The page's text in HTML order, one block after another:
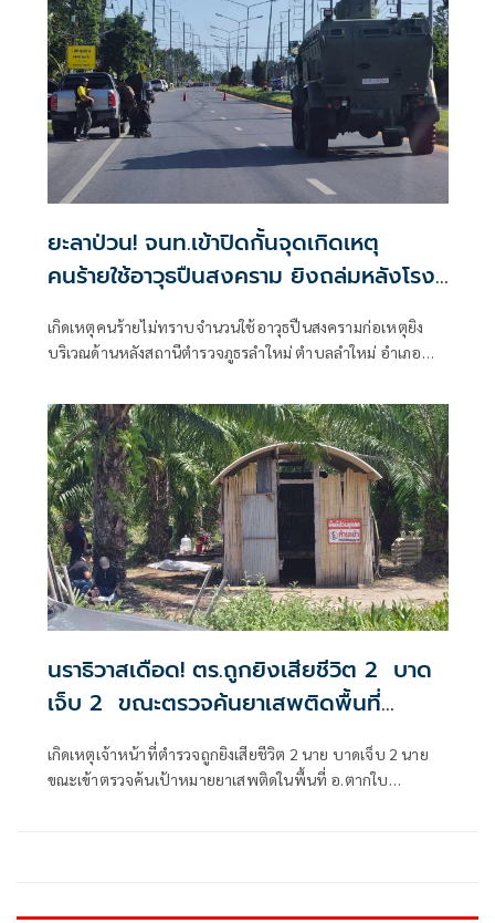
ยะลาป่วน! จนท.เข้าปิดกั้นจุดเกิดเหตุ
คนร้ายใช้อาวุธปืนสงคราม ยิงถล่มหลังโรง
เกิดเหตุคนร้ายไม่ทราบจำนวนใช้อาวุธปืนสงครามก่อเหตุยิง
บริเวณด้านหลังสถานีตำรวจภูธรลำใหม่ ตำบลลำใหม่ อำเภอ
นราธิวาสเดือด! ตร.ถูกยิงเสียชีวิต 2 บาด
เจ็บ 2 ขณะตรวจค้นยาเสพติดพื้นที่
เกิดเหตุเจ้าหน้าที่ตำรวจถูกยิงเสียชีวิต 2 นาย บาดเจ็บ 2 นาย
ขณะเข้าตรวจค้นเป้าหมายยาเสพติดในพื้นที่ อ.ตากใบ